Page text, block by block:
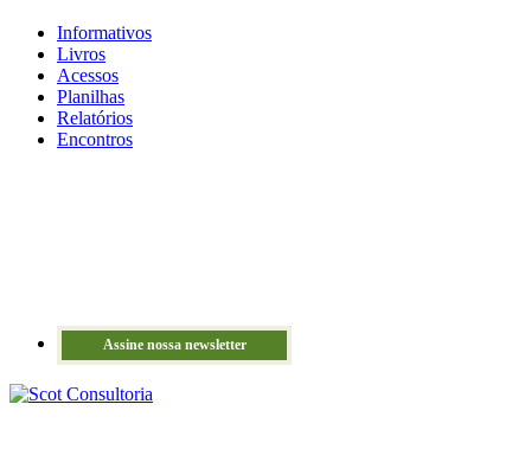
Informativos
Livros
Acessos
Planilhas
Relatórios
Encontros
Assine nossa newsletter